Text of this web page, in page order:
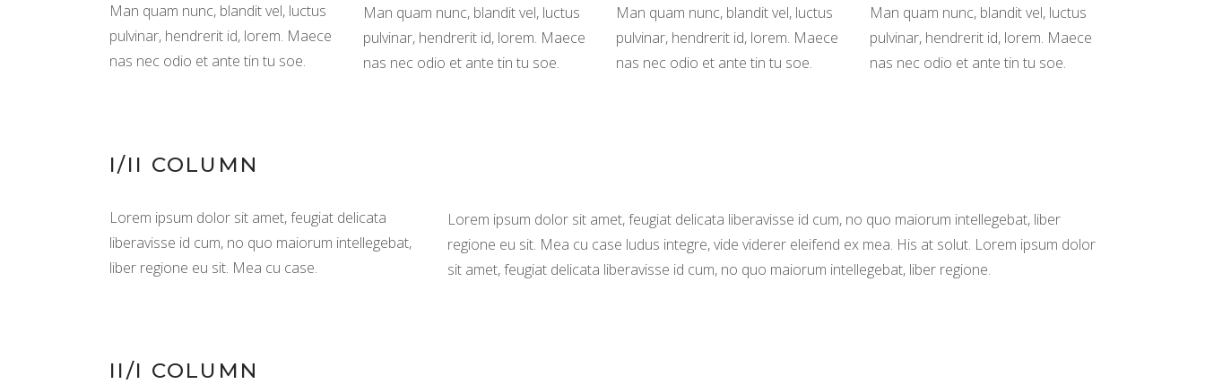
Man quam nunc, blandit vel, luctus
pulvinar, hendrerit id, lorem. Maece
nas nec odio et ante tin tu soe.
Man quam nunc, blandit vel, luctus
pulvinar, hendrerit id, lorem. Maece
nas nec odio et ante tin tu soe.
Man quam nunc, blandit vel, luctus
pulvinar, hendrerit id, lorem. Maece
nas nec odio et ante tin tu soe.
Man quam nunc, blandit vel, luctus
pulvinar, hendrerit id, lorem. Maece
nas nec odio et ante tin tu soe.
I/II COLUMN
Lorem ipsum dolor sit amet, feugiat delicata
liberavisse id cum, no quo maiorum intellegebat,
liber regione eu sit. Mea cu case.
Lorem ipsum dolor sit amet, feugiat delicata liberavisse id cum, no quo maiorum intellegebat, liber
regione eu sit. Mea cu case ludus integre, vide viderer eleifend ex mea. His at solut. Lorem ipsum dolor
sit amet, feugiat delicata liberavisse id cum, no quo maiorum intellegebat, liber regione.
II/I COLUMN